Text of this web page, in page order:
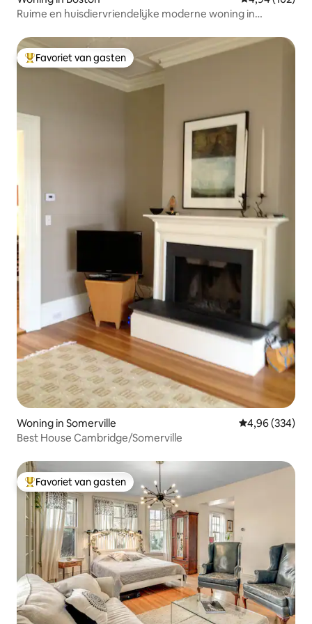
Ruime en huisdiervriendelijke moderne woning in
Topfavoriet van gasten
Favoriet van gasten
Woning in Somerville Gemiddelde
4,96 (334)
Best House Cambridge/Somerville
Topfavoriet van gasten
Favoriet van gasten